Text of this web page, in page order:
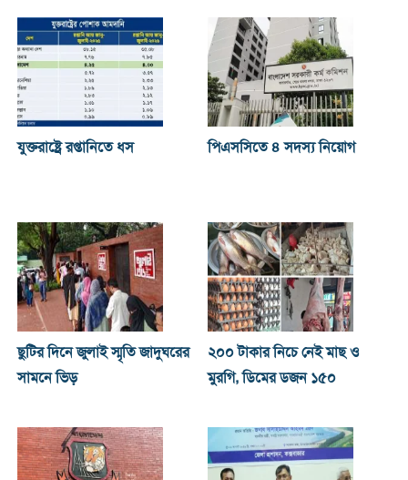
যুক্তরাষ্ট্রে রপ্তানিতে ধস পিএসসিতে ৪ সদস্য নিয়োগ
ছুটির দিনে জুলাই স্মৃতি জাদুঘরের
সামনে ভিড়
২০০ টাকার নিচে নেই মাছ ও
মুরগি, ডিমের ডজন ১৫০